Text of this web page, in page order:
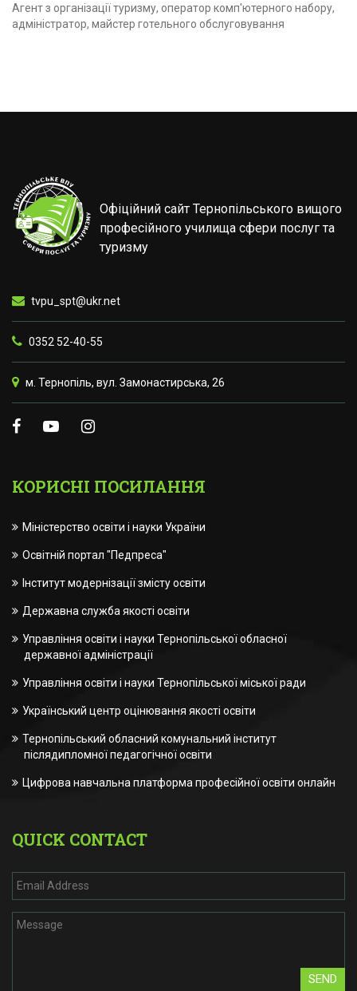
Агент з організації туризму, оператор комп'ютерного набору,
адміністратор, майстер готельного обслуговування
Офіційний сайт Тернопільського вищого
професійного училища сфери послуг та
туризму
tvpu_spt@ukr.net
0352 52-40-55
м. Тернопіль, вул. Замонастирська, 26
КОРИСНІ ПОСИЛАННЯ
Міністерство освіти і науки України
Освітній портал "Педпреса"
Інститут модернізації змісту освіти
Державна служба якості освіти
Управління освіти і науки Тернопільської обласної
державної адміністрації
Управління освіти і науки Тернопільської міської ради
Український центр оцінювання якості освіти
Тернопільський обласний комунальний інститут
післядипломної педагогічної освіти
Цифрова навчальна платформа професійної освіти онлайн
QUICK CONTACT
SEND